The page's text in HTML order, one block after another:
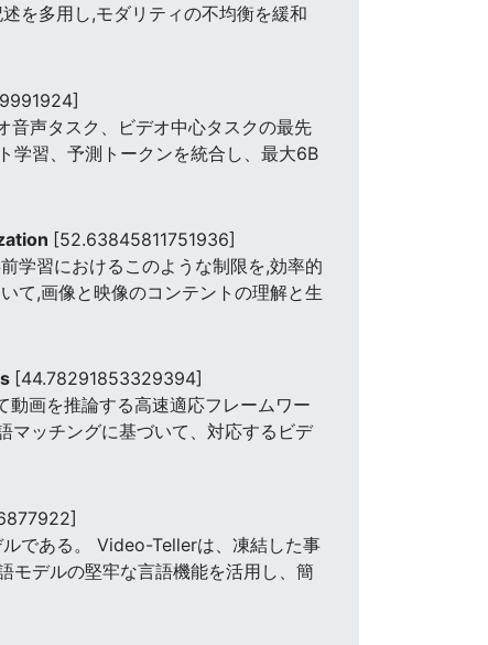
を多用し,モダリティの不均衡を緩和
声タスク、ビデオ中心タスクの最先
学習、予測トークンを統合し、最大6B
[52.63845811751936]
学習におけるこのような制限を,効率的
て,画像と映像のコンテントの理解と生
[44.78291853329394]
画を推論する高速適応フレームワー
マッチングに基づいて、対応するビデ
である。 Video-Tellerは、凍結した事
モデルの堅牢な言語機能を活用し、簡